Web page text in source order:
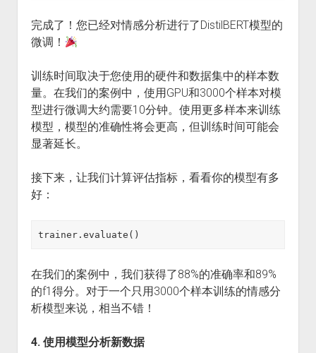
完成了！您已经对情感分析进行了DistilBERT模型的
微调！
训练时间取决于您使用的硬件和数据集中的样本数
量。在我们的案例中，使用GPU和3000个样本对模
型进行微调大约需要10分钟。使用更多样本来训练
模型，模型的准确性将会更高，但训练时间可能会
显著延长。
接下来，让我们计算评估指标，看看你的模型有多
好：
trainer.evaluate()
在我们的案例中，我们获得了88%的准确率和89%
的f1得分。对于一个只用3000个样本训练的情感分
析模型来说，相当不错！
4. 使用模型分析新数据